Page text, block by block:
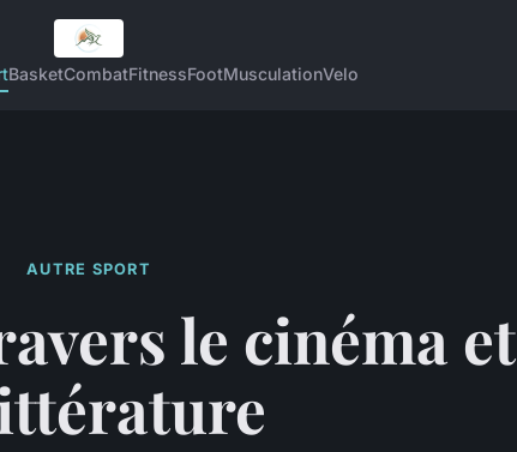
BasketCombatFitnessFootMusculationVelo
AUTRE SPORT
le cinéma et